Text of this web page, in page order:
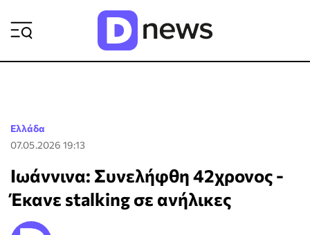
Ελλάδα
07.05.2026 19:13
Ιωάννινα: Συνελήφθη 42χρονος -
Έκανε stalking σε ανήλικες